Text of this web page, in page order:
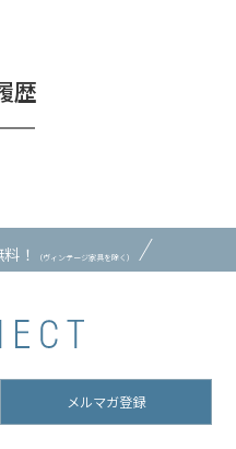
歴
！ （ヴィンテージ家具を除く）
メルマガ登録